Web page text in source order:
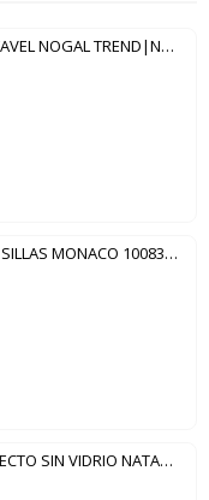
KIT COCINA NT3095 NOTAVEL NOGAL TREND|NUDE
CONJUNTO COMEDOR 4 SILLAS MONACO 10083.1 INDEKES FREIJO|OFF WHITE
CONJUNTO COMEDOR RECTO SIN VIDRIO NATALI 4 SILLAS MILLA HENN NATURE|OFF WHITE MARRON ALMEDRA